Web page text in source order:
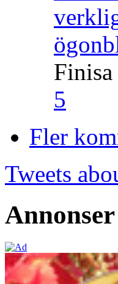
Finisa
5
Fler
Tweets
Annonser